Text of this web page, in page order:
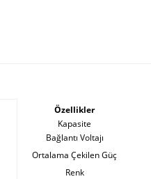
Özellikler
Kapasite
Bağlantı Voltajı
Ortalama Çekilen Güç
Renk